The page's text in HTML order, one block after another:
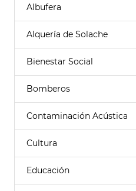
Albufera
Alquería de Solache
Bienestar Social
Bomberos
Contaminación Acústica
Cultura
Educación